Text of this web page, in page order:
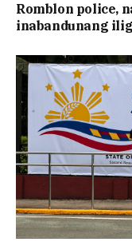
Romblon police,
inabandunang